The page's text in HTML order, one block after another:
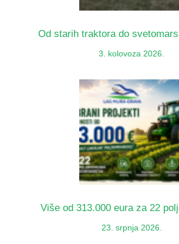
Od starih traktora do
3. kolovoza 2026.
Više od 313.000 eura za 22
23. srpnja 2026.